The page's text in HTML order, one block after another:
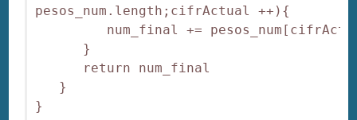
pesos_num.length;cifrActual ++){
num_final +=
}
return num_final
}
}